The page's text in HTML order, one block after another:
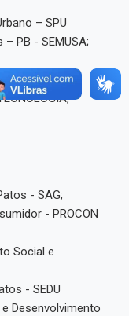
– SPU
PB - SEMUSA;
- SAG;
- PROCON
Social e
- SEDU
Desenvolvimento